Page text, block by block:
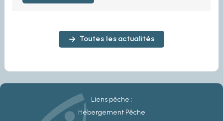
Toutes les actualités
Liens pêche :
Hébergement Pêche